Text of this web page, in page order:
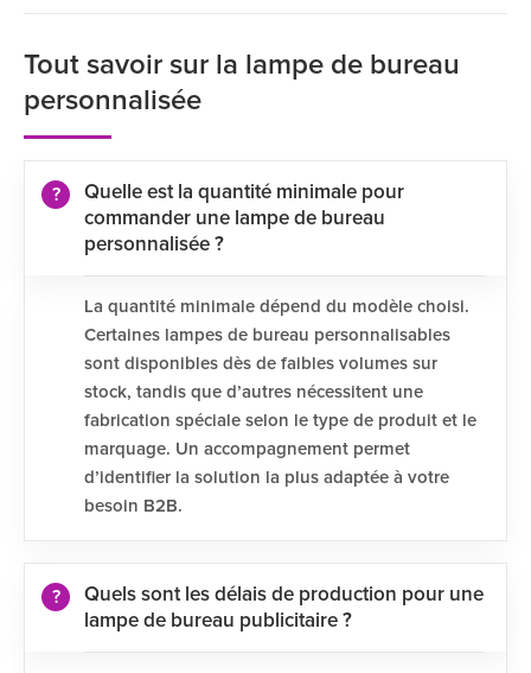
Tout savoir sur la lampe de bureau
personnalisée
Quelle est la quantité minimale pour
commander une lampe de bureau
personnalisée ?
La quantité minimale dépend du modèle choisi.
Certaines lampes de bureau personnalisables
sont disponibles dès de faibles volumes sur
stock, tandis que d’autres nécessitent une
fabrication spéciale selon le type de produit et le
marquage. Un accompagnement permet
d’identifier la solution la plus adaptée à votre
besoin B2B.
Quels sont les délais de production pour une
lampe de bureau publicitaire ?